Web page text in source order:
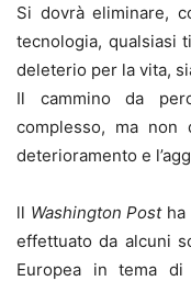
Si dovrà eliminare,
tecnologia, qualsiasi
deleterio per la vita,
Il cammino da
complesso, ma non
deterioramento e
ll Washington Postha
effettuato da alcuni
Europea in tema